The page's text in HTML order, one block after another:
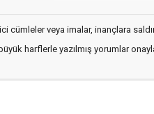
cümleler veya imalar, inançlara
harflerle yazılmış yorumlar